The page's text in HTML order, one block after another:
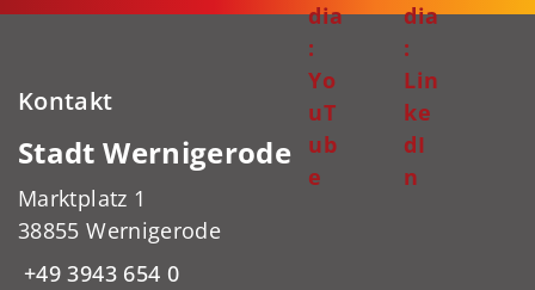
dia
:
Yo
uT
ub
e
dia
:
Lin
ke
dI
n
Kontakt
Stadt Wernigerode
Marktplatz 1
38855 Wernigerode
+49 3943 654 0